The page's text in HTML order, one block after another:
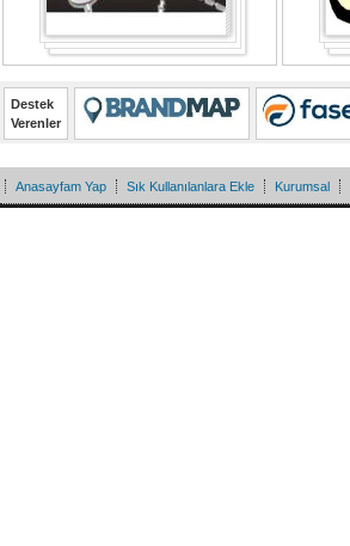
Destek
Verenler
Anasayfam Yap Sık Kullanılanlara Ekle Kurumsal